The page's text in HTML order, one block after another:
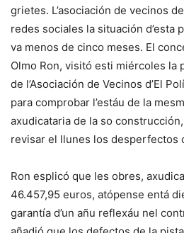
grietes. L’asociación de vecinos
redes sociales la situación d’esta
va menos de cinco meses. El
Olmo Ron, visitó esti miércoles la
de l’Asociación de Vecinos d’El
para comprobar l’estáu de la
axudicataria de la so
revisar el llunes los desperfectos
Ron esplicó que les obres,
46.457,95 euros, atópense entá
garantía d’un añu reflexáu nel